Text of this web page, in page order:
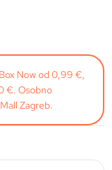
Now od 0,99 €,
€. Osobno
Zagreb.